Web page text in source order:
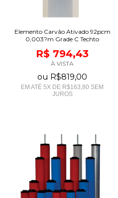
Elemento Carvão Ativado 92pcm
0,003?m Grade C Techto
R$ 794,43
À VISTA
ou R$819,00
EM ATÉ 5X DE R$163,80 SEM
JUROS